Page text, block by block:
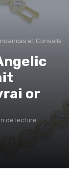
et Conseils
or
de lecture